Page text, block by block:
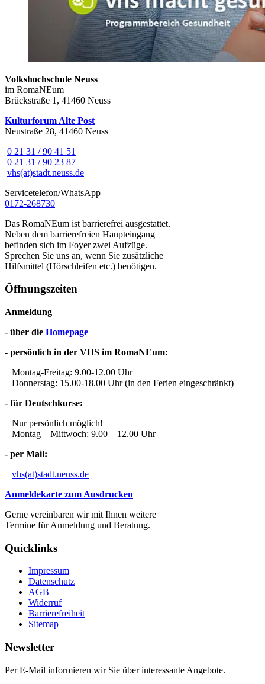
Volkshochschule Neuss
im RomaNEum
Brückstraße 1, 41460 Neuss
Kulturforum Alte Post
Neustraße 28, 41460 Neuss
0 21 31 / 90 41 51
0 21 31 / 90 23 87
vhs(at)stadt.neuss.de
Servicetelefon/WhatsApp
0172-268730
Das RomaNEum ist barrierefrei ausgestattet.
Neben dem barrierefreien Haupteingang
befinden sich im Foyer zwei Aufzüge.
Sprechen Sie uns an, wenn Sie zusätzliche
Hilfsmittel (Hörschleifen etc.) benötigen.
Öffnungszeiten
Anmeldung
- über die Homepage
- persönlich in der VHS im RomaNEum:
Montag-Freitag: 9.00-12.00 Uhr
Donnerstag: 15.00-18.00 Uhr (in den Ferien eingeschränkt)
- für Deutschkurse:
Nur persönlich möglich!
Montag – Mittwoch: 9.00 – 12.00 Uhr
- per Mail:
vhs(at)stadt.neuss.de
Anmeldekarte zum Ausdrucken
Gerne vereinbaren wir mit Ihnen weitere
Termine für Anmeldung und Beratung.
Quicklinks
Impressum
Datenschutz
AGB
Widerruf
Barrierefreiheit
Sitemap
Newsletter
Per E-Mail informieren wir Sie über interessante Angebote.